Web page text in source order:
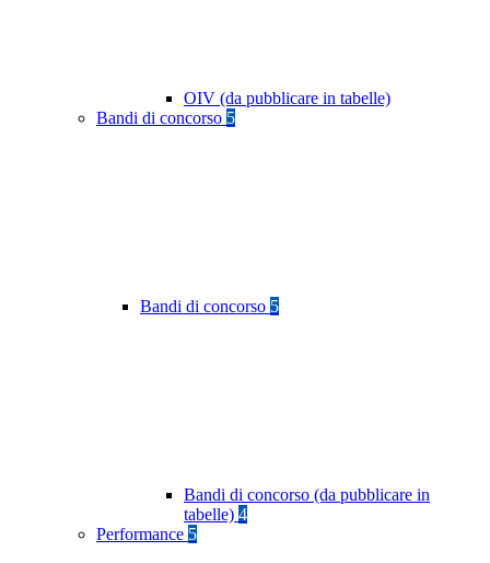
OIV (da pubblicare in tabelle)
Bandi di concorso 5
Bandi di concorso 5
Bandi di concorso (da pubblicare in
tabelle) 4
Performance 5